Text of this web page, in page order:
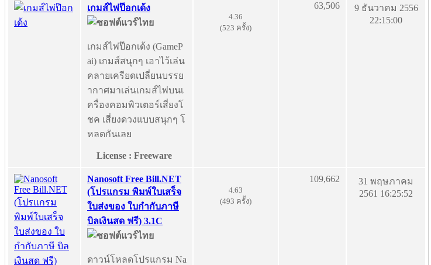
เกมส์ไพ่ป๊อกเด้ง
เกมส์ไพ่ป๊อกเด้ง (GameP
ai) เกมส์สนุกๆ เอาไว้เล่น
คลายเครียดเปลี่ยนบรรย
ากาศมาเล่นเกมส์ไพ่บนเ
ครื่องคอมพิวเตอร์เสี่ยงโ
ชค เสี่ยงดวงแบบสนุกๆ โ
หลดกันเลย
License : Freeware
4.36
(523 ครั้ง)
63,506
9 ธันวาคม 2556
22:15:00
Nanosoft Free Bill.NET
(โปรแกรม พิมพ์ใบเสร็จ
ใบส่งของ ใบกำกับภาษี
บิลเงินสด ฟรี) 3.1C
ดาวน์โหลดโปรแกรม Na
4.63
(493 ครั้ง)
109,662
31 พฤษภาคม
2561 16:25:52